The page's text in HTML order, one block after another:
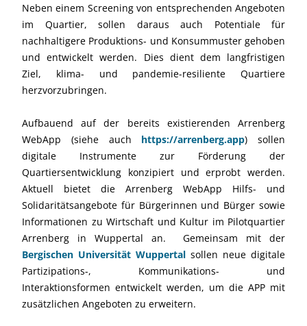
Neben einem Screening von entsprechenden Angeboten
im Quartier, sollen daraus auch Potentiale für
nachhaltigere Produktions- und Konsummuster gehoben
und entwickelt werden. Dies dient dem langfristigen
Ziel, klima- und pandemie-resiliente Quartiere
herzvorzubringen.
Aufbauend auf der bereits existierenden Arrenberg
WebApp (siehe auch https://arrenberg.app) sollen
digitale Instrumente zur Förderung der
Quartiersentwicklung konzipiert und erprobt werden.
Aktuell bietet die Arrenberg WebApp Hilfs- und
Solidaritätsangebote für Bürgerinnen und Bürger sowie
Informationen zu Wirtschaft und Kultur im Pilotquartier
Arrenberg in Wuppertal an. Gemeinsam mit der
Bergischen Universität Wuppertal sollen neue digitale
Partizipations-, Kommunikations- und
Interaktionsformen entwickelt werden, um die APP mit
zusätzlichen Angeboten zu erweitern.